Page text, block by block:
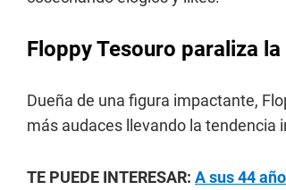
Floppy Tesouro paraliza
Dueña de una figura impactante,
más audaces llevando la tendencia
TE PUEDE INTERESAR: A sus 44